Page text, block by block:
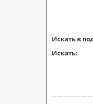
Искать в
Искать: